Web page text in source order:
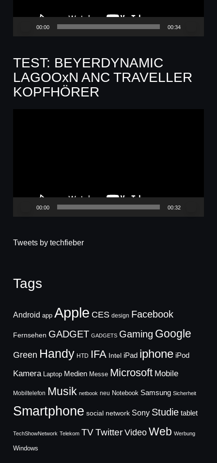
00:00 00:34
TEST: BEYERDYNAMIC
LAGOOxN ANC TRAVELLER
KOPFHÖRER
00:00 00:32
Tweets by techfieber
Tags
Android app Apple CES design Facebook
Fernsehen GADGET GADGETS Gaming Google
Green Handy HTD IFA Intel iPad iphone iPod
Kamera Laptop Medien Messe Microsoft Mobile
Mobiltelefon Musik netbook neu Notebook Samsung Sicherheit
Smartphone social network Sony Studie tablet
TechShowNetwork Telekom TVTwitter Video Web Werbung
Windows